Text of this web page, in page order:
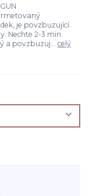
je povzbuzující.
Nechte 2-3 min.
a povzbuzuj... celý